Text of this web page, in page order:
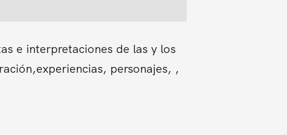
e interpretaciones de las y los
personajes, ,